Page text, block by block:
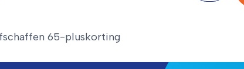
65-pluskorting